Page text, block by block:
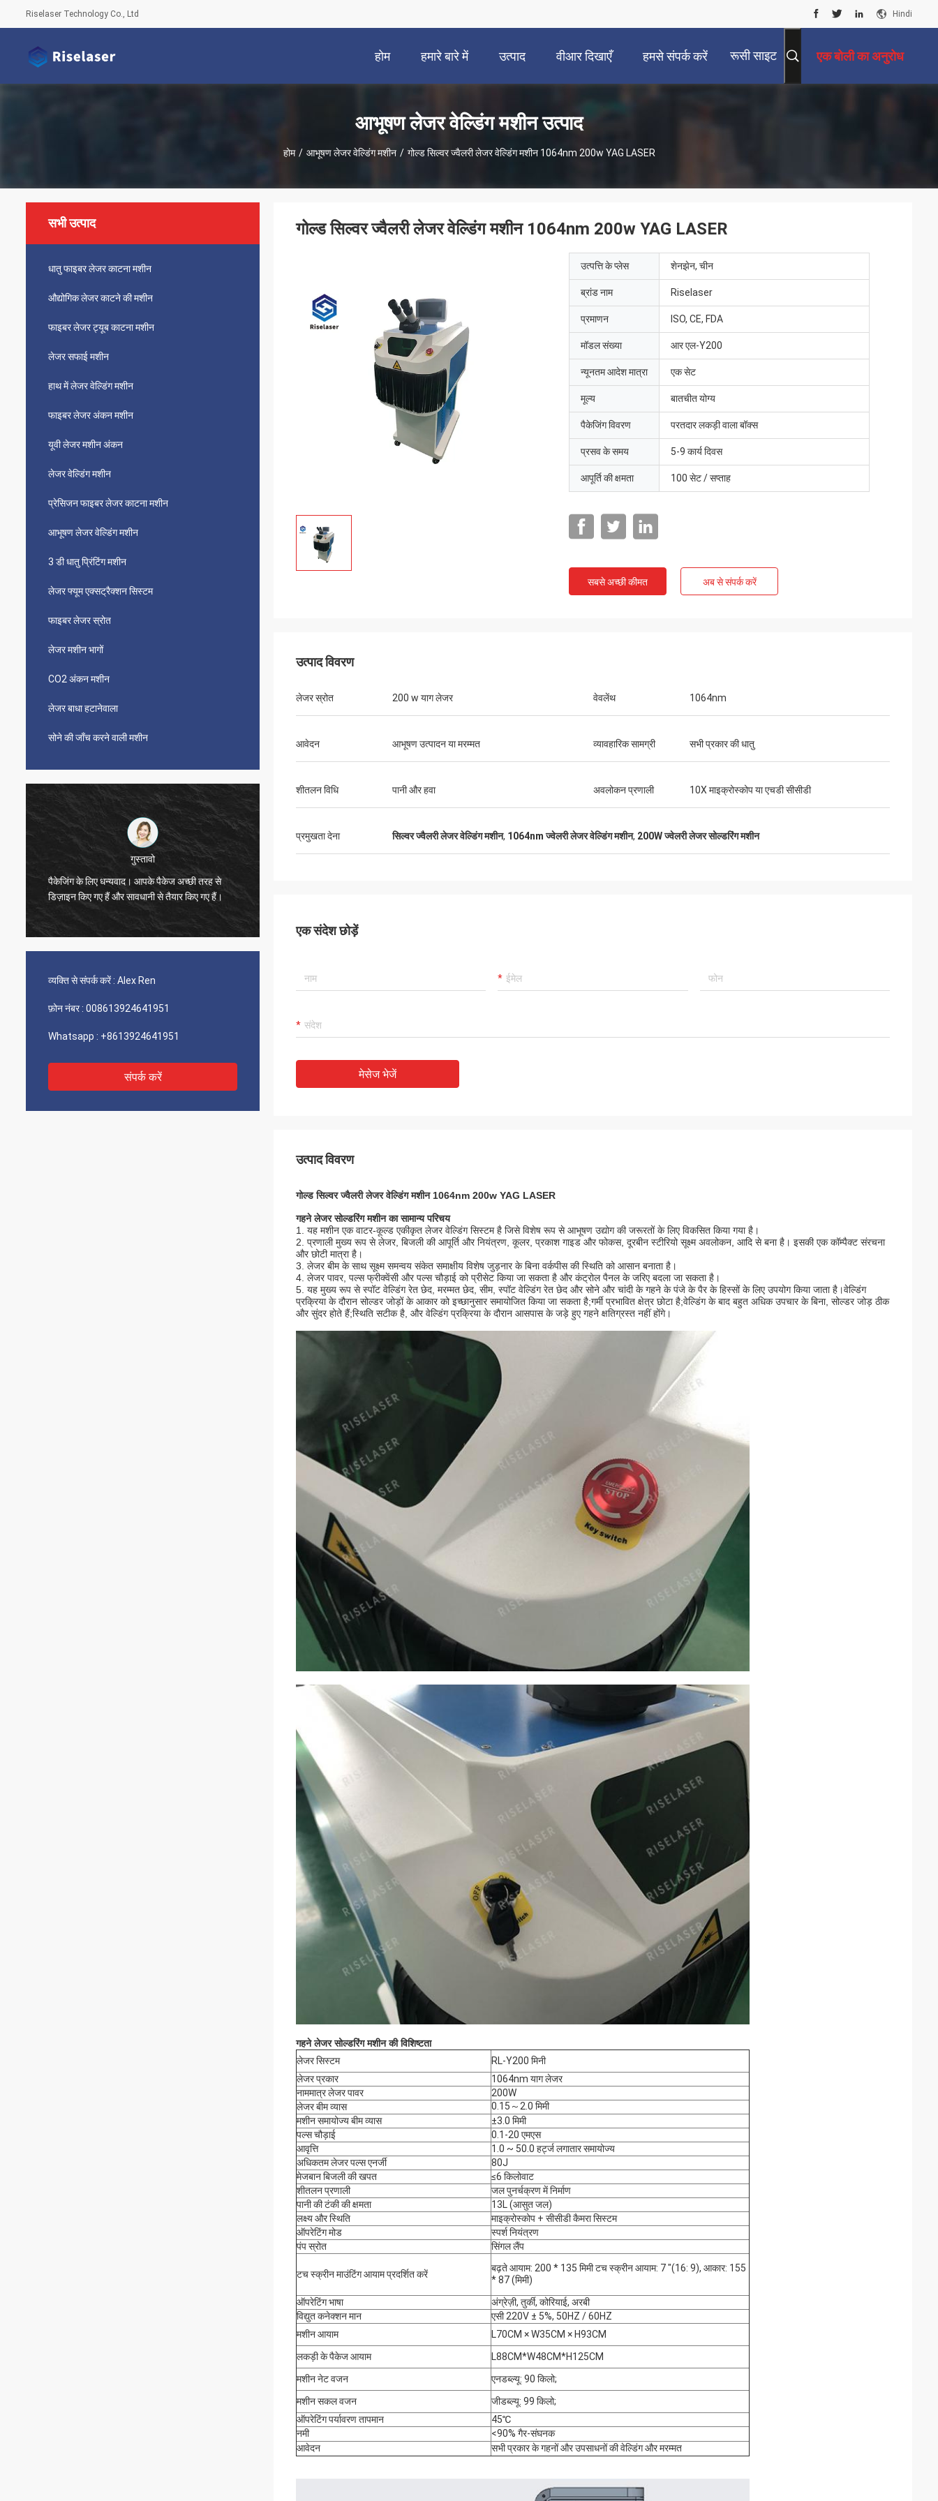
Riselaser Technology Co., Ltd Hindi
होम हमारे बारे में उत्पाद वीआर दिखाएँ हमसे संपर्क करें रूसी साइट एक बोली का अनुरोध
आभूषण लेजर वेल्डिंग मशीन उत्पाद
होम / आभूषण लेजर वेल्डिंग मशीन / गोल्ड सिल्वर ज्वैलरी लेजर वेल्डिंग मशीन 1064nm 200w YAG LASER
सभी उत्पाद
धातु फाइबर लेजर काटना मशीन
औद्योगिक लेजर काटने की मशीन
फाइबर लेजर ट्यूब काटना मशीन
लेजर सफाई मशीन
हाथ में लेजर वेल्डिंग मशीन
फाइबर लेजर अंकन मशीन
यूवी लेजर मशीन अंकन
लेजर वेल्डिंग मशीन
प्रेसिजन फाइबर लेजर काटना मशीन
आभूषण लेजर वेल्डिंग मशीन
3 डी धातु प्रिंटिंग मशीन
लेजर फ्यूम एक्सट्रैक्शन सिस्टम
फाइबर लेजर स्रोत
लेजर मशीन भागों
CO2 अंकन मशीन
लेजर बाधा हटानेवाला
सोने की जाँच करने वाली मशीन
विजेता
धन्यवाद, ज़ो।
व्यक्ति से संपर्क करें : Alex Ren
फ़ोन नंबर : 008613924641951
Whatsapp : +8613924641951
संपर्क करें
गोल्ड सिल्वर ज्वैलरी लेजर वेल्डिंग मशीन 1064nm 200w YAG LASER
उत्पत्ति के प्लेस शेनझेन, चीन
ब्रांड नाम Riselaser
प्रमाणन ISO, CE, FDA
मॉडल संख्या आर एल-Y200
न्यूनतम आदेश मात्रा एक सेट
मूल्य बातचीत योग्य
पैकेजिंग विवरण परतदार लकड़ी वाला बॉक्स
प्रसव के समय 5-9 कार्य दिवस
आपूर्ति की क्षमता 100 सेट / सप्ताह
सबसे अच्छी कीमत अब से संपर्क करें
उत्पाद विवरण
लेजर स्रोत 200 w याग लेजर वेवलेंथ 1064nm
आवेदन आभूषण उत्पादन या मरम्मत व्यावहारिक सामग्री सभी प्रकार की धातु
शीतलन विधि पानी और हवा अवलोकन प्रणाली 10X माइक्रोस्कोप या एचडी सीसीडी
प्रमुखता देना सिल्वर ज्वैलरी लेजर वेल्डिंग मशीन, 1064nm ज्वेलरी लेजर वेल्डिंग मशीन, 200W ज्वेलरी लेजर सोल्डरिंग मशीन
एक संदेश छोड़ें
मेसेज भेजें
उत्पाद विवरण
गोल्ड सिल्वर ज्वैलरी लेजर वेल्डिंग मशीन 1064nm 200w YAG LASER
गहने लेजर सोल्डरिंग मशीन का सामान्य परिचय
1. यह मशीन एक वाटर-कूल्ड एकीकृत लेजर वेल्डिंग सिस्टम है जिसे विशेष रूप से आभूषण उद्योग की जरूरतों के लिए विकसित किया गया है।
2. प्रणाली मुख्य रूप से लेजर, बिजली की आपूर्ति और नियंत्रण, कूलर, प्रकाश गाइड और फोकस, दूरबीन स्टीरियो सूक्ष्म अवलोकन, आदि से बना है। इसकी एक कॉम्पैक्ट संरचना
और छोटी मात्रा है।
3. लेजर बीम के साथ सूक्ष्म समन्वय संकेत समाक्षीय विशेष जुड़नार के बिना वर्कपीस की स्थिति को आसान बनाता है।
4. लेजर पावर, पल्स फ्रीक्वेंसी और पल्स चौड़ाई को प्रीसेट किया जा सकता है और कंट्रोल पैनल के जरिए बदला जा सकता है।
5. यह मुख्य रूप से स्पॉट वेल्डिंग रेत छेद, मरम्मत छेद, सीम, स्पॉट वेल्डिंग रेत छेद और सोने और चांदी के गहने के पंजे के पैर के हिस्सों के लिए उपयोग किया जाता है।वेल्डिंग
प्रक्रिया के दौरान सोल्डर जोड़ों के आकार को इच्छानुसार समायोजित किया जा सकता है;गर्मी प्रभावित क्षेत्र छोटा है;वेल्डिंग के बाद बहुत अधिक उपचार के बिना, सोल्डर जोड़ ठीक
और सुंदर होते हैं;स्थिति सटीक है, और वेल्डिंग प्रक्रिया के दौरान आसपास के जड़े हुए गहने क्षतिग्रस्त नहीं होंगे।
गहने लेजर सोल्डरिंग मशीन की विशिष्टता
लेजर सिस्टम
RL-Y200 मिनी
लेजर प्रकार
1064nm याग लेजर
नाममात्र लेजर पावर
200W
लेजर बीम व्यास
0.15～2.0 मिमी
मशीन समायोज्य बीम व्यास
±3.0 मिमी
पल्स चौड़ाई
0.1-20 एमएस
आवृत्ति
1.0 ~ 50.0 हर्ट्ज लगातार समायोज्य
अधिकतम लेजर पल्स एनर्जी
80J
मेजबान बिजली की खपत
≤6 किलोवाट
शीतलन प्रणाली
जल पुनर्चक्रण में निर्माण
पानी की टंकी की क्षमता
13L (आसुत जल)
लक्ष्य और स्थिति
माइक्रोस्कोप + सीसीडी कैमरा सिस्टम
ऑपरेटिंग मोड
स्पर्श नियंत्रण
पंप स्रोत
सिंगल लैंप
टच स्क्रीन माउंटिंग आयाम प्रदर्शित करें
बढ़ते आयाम: 200 * 135 मिमी टच स्क्रीन आयाम: 7 "(16: 9), आकार: 155
* 87 (मिमी)
ऑपरेटिंग भाषा
अंग्रेज़ी, तुर्की, कोरियाई, अरबी
विद्युत कनेक्शन मान
एसी 220V ± 5%, 50HZ / 60HZ
मशीन आयाम
L70CM × W35CM × H93CM
लकड़ी के पैकेज आयाम
L88CM*W48CM*H125CM
मशीन नेट वजन
एनडब्ल्यू: 90 किलो;
मशीन सकल वजन
जीडब्ल्यू: 99 किलो;
ऑपरेटिंग पर्यावरण तापमान
45℃
नमी
<90% गैर-संघनक
आवेदन
सभी प्रकार के गहनों और उपसाधनों की वेल्डिंग और मरम्मत